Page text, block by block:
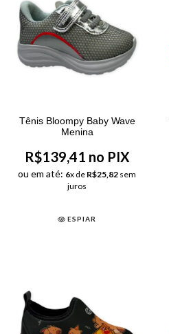
Tênis Bloompy Baby Wave
Menina
R$139,41 no PIX
ou em até: 6x de R$25,82 sem
juros
ESPIAR